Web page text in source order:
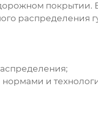
покрытии.
распределения
и